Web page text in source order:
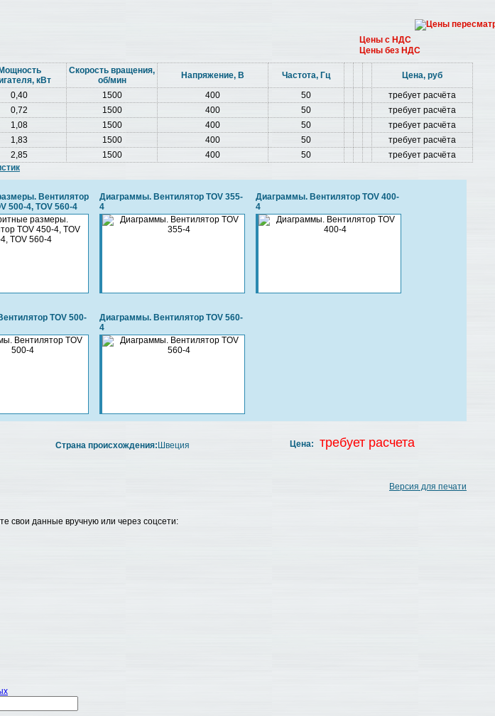
Цены с НДС
Цены без НДС
кВт
Скорость вращения,
об/мин
Напряжение, В Частота, Гц
Цена, руб
0,40 1500 400 50
требует расчёта
0,72 1500 400 50
требует расчёта
1,08 1500 400 50
требует расчёта
1,83 1500 400 50
требует расчёта
2,85 1500 400 50
требует расчёта
Вентилятор
500-4, TOV 560-4
Диаграммы. Вентилятор TOV 355-
4
Диаграммы. Вентилятор TOV 400-
4
TOV 500-
Диаграммы. Вентилятор TOV 560-
4
Страна происхождения:Швеция Цена: требует расчета
Версия для печати
свои данные вручную или через соцсети: